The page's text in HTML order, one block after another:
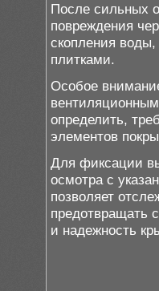
После сильных
повреждения
скопления
плитками.
Особое
определить,
элементов
Для фиксации
осмотра с
позволяет
предотвращать
и надежность